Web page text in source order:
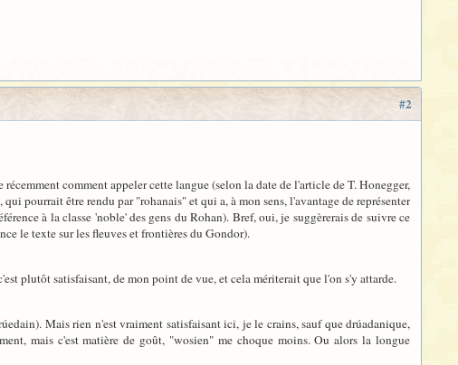
#2
comment appeler cette langue (selon la date de l'article de T. Honegger,
, qui pourrait être rendu par "rohanais" et qui a, à mon sens, l'avantage de représenter
à la classe 'noble' des gens du Rohan). Bref, oui, je suggèrerais de suivre ce
le texte sur les fleuves et frontières du Gondor).
plutôt satisfaisant, de mon point de vue, et cela mériterait que l'on s'y attarde.
Mais rien n'est vraiment satisfaisant ici, je le crains, sauf que drúadanique,
mais c'est matière de goût, "wosien" me choque moins. Ou alors la longue